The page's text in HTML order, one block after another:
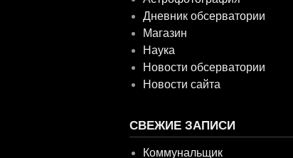
Дневник обсерватории
Магазин
Наука
Новости обсерватории
Новости сайта
СВЕЖИЕ ЗАПИСИ
Коммунальщик